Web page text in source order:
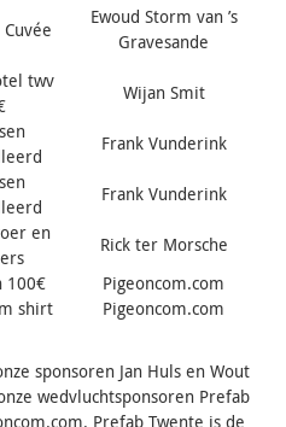
Ewoud Storm van ’s
Gravesande
twv
Wijan Smit
Frank Vunderink
Frank Vunderink
en
Rick ter Morsche
100€
Pigeoncom.com
shirt
Pigeoncom.com
sponsoren Jan Huls en Wout
wedvluchtsponsoren Prefab
Prefab Twente is de